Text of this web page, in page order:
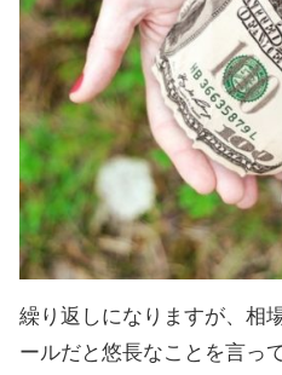
繰り返しになりますが、相
ールだと悠長なことを言っ